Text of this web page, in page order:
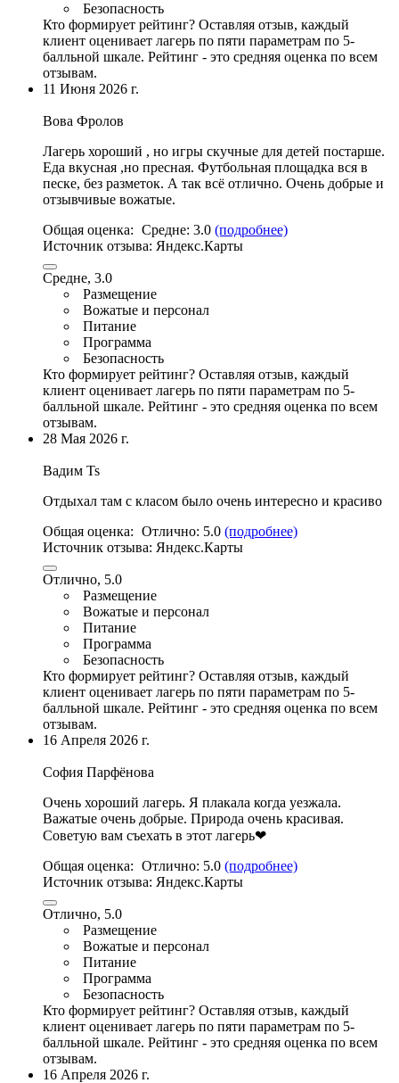
Безопасность
Кто формирует рейтинг? Оставляя отзыв, каждый
клиент оценивает лагерь по пяти параметрам по 5-
балльной шкале. Рейтинг - это средняя оценка по всем
отзывам.
11 Июня 2026 г.
Вова Фролов
Лагерь хороший , но игры скучные для детей постарше.
Еда вкусная ,но пресная. Футбольная площадка вся в
песке, без разметок. А так всё отлично. Очень добрые и
отзывчивые вожатые.
Общая оценка: Средне: 3.0 (подробнее)
Источник отзыва: Яндекс.Карты
Средне, 3.0
Размещение
Вожатые и персонал
Питание
Программа
Безопасность
Кто формирует рейтинг? Оставляя отзыв, каждый
клиент оценивает лагерь по пяти параметрам по 5-
балльной шкале. Рейтинг - это средняя оценка по всем
отзывам.
28 Мая 2026 г.
Вадим Ts
Отдыхал там с класом было очень интересно и красиво
Общая оценка: Отлично: 5.0 (подробнее)
Источник отзыва: Яндекс.Карты
Отлично, 5.0
Размещение
Вожатые и персонал
Питание
Программа
Безопасность
Кто формирует рейтинг? Оставляя отзыв, каждый
клиент оценивает лагерь по пяти параметрам по 5-
балльной шкале. Рейтинг - это средняя оценка по всем
отзывам.
16 Апреля 2026 г.
София Парфёнова
Очень хороший лагерь. Я плакала когда уезжала.
Важатые очень добрые. Природа очень красивая.
Советую вам съехать в этот лагерь❤
Общая оценка: Отлично: 5.0 (подробнее)
Источник отзыва: Яндекс.Карты
Отлично, 5.0
Размещение
Вожатые и персонал
Питание
Программа
Безопасность
Кто формирует рейтинг? Оставляя отзыв, каждый
клиент оценивает лагерь по пяти параметрам по 5-
балльной шкале. Рейтинг - это средняя оценка по всем
отзывам.
16 Апреля 2026 г.